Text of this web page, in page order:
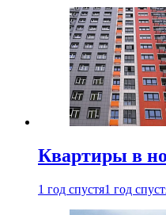
Квартиры в
1 год спустя1 год